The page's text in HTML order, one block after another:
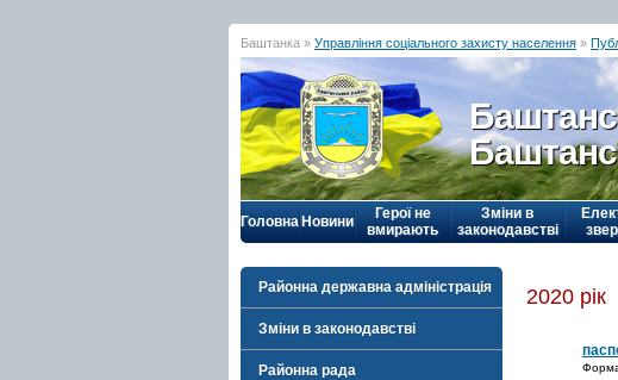
Баштанка » Управління соціального захисту населення »
Головна Новини
Герої не
вмирають
Зміни в
законодавстві
Районна державна адміністрація
Зміни в законодавстві
Районна рада
2020 рік